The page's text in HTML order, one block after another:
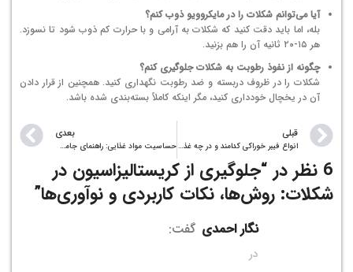
آیا می‌توانم شکلات را در مایکروویو ذوب کنم؟
بله، اما باید دقت کنید که شکلات به آرامی و با حرارت کم ذوب شود تا نسوزد.
هر ۱۵-۲۰ ثانیه آن را هم بزنید.
چگونه از نفوذ رطوبت به شکلات جلوگیری کنم؟
شکلات را در ظروف دربسته و ضد رطوبت نگهداری کنید. همچنین از قرار دادن
آن در یخچال خودداری کنید، مگر اینکه کاملاً بسته‌بندی شده باشد.
قبلی
انواع فیبر خوراکی کدامند و در چه غذاهایی وجود دارد
بعدی
حساسیت مواد غذایی: راهنمای جامع برای شناخت، مدیریت و پیشگیری
6 نظر در “
جلوگیری از کریستالیزاسیون در
شکلات: روش‌ها، نکات کاربردی و نوآوری‌ها”
نگار احمدی گفت:
در